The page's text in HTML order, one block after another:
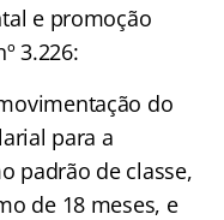
e promoção
3.226:
do
para a
padrão de classe,
de 18 meses, e